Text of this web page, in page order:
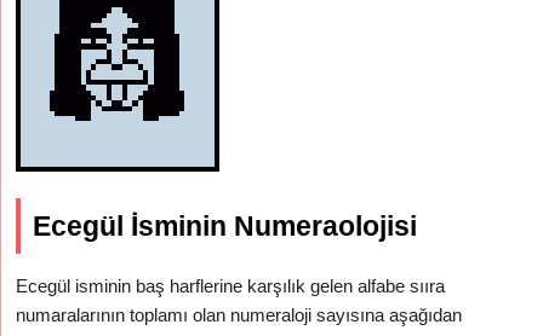
Ecegül İsminin Numeraolojisi
Ecegül isminin baş harflerine karşılık gelen alfabe sııra
numaralarının toplamı olan numeraloji sayısına aşağıdan